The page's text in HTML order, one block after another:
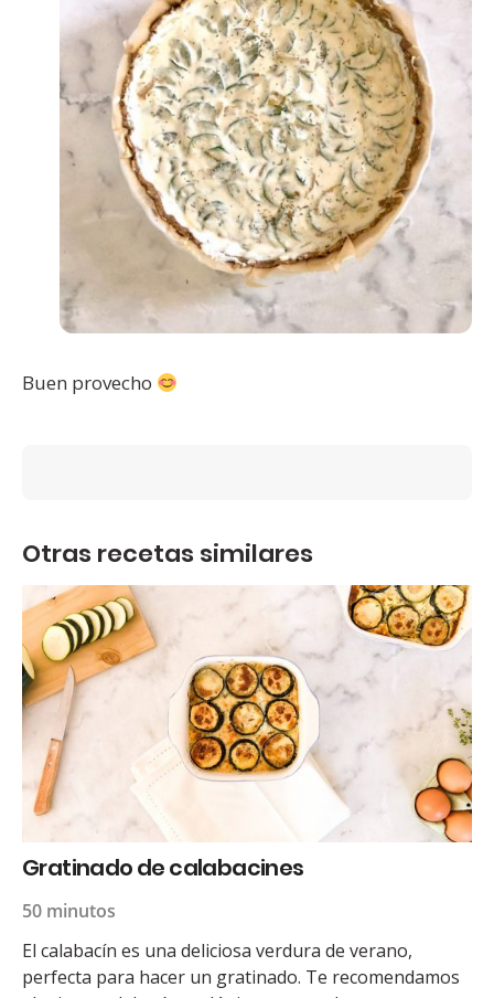
Buen provecho
Otras recetas similares
Gratinado de calabacines
50 minutos
El calabacín es una deliciosa verdura de verano,
perfecta para hacer un gratinado. Te recomendamos